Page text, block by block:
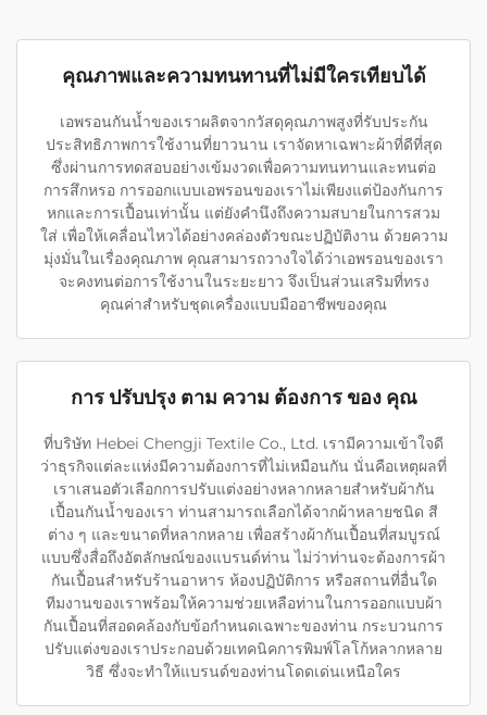
คุณภาพและความทนทานที่ไม่มีใครเทียบได้
เอพรอนกันน้ำของเราผลิตจากวัสดุคุณภาพสูงที่รับประกัน
ประสิทธิภาพการใช้งานที่ยาวนาน เราจัดหาเฉพาะผ้าที่ดีที่สุด
ซึ่งผ่านการทดสอบอย่างเข้มงวดเพื่อความทนทานและทนต่อ
การสึกหรอ การออกแบบเอพรอนของเราไม่เพียงแต่ป้องกันการ
หกและการเปื้อนเท่านั้น แต่ยังคำนึงถึงความสบายในการสวม
ใส่ เพื่อให้เคลื่อนไหวได้อย่างคล่องตัวขณะปฏิบัติงาน ด้วยความ
มุ่งมั่นในเรื่องคุณภาพ คุณสามารถวางใจได้ว่าเอพรอนของเรา
จะคงทนต่อการใช้งานในระยะยาว จึงเป็นส่วนเสริมที่ทรง
คุณค่าสำหรับชุดเครื่องแบบมืออาชีพของคุณ
การ ปรับปรุง ตาม ความ ต้องการ ของ คุณ
ที่บริษัท Hebei Chengji Textile Co., Ltd. เรามีความเข้าใจดี
ว่าธุรกิจแต่ละแห่งมีความต้องการที่ไม่เหมือนกัน นั่นคือเหตุผลที่
เราเสนอตัวเลือกการปรับแต่งอย่างหลากหลายสำหรับผ้ากัน
เปื้อนกันน้ำของเรา ท่านสามารถเลือกได้จากผ้าหลายชนิด สี
ต่าง ๆ และขนาดที่หลากหลาย เพื่อสร้างผ้ากันเปื้อนที่สมบูรณ์
แบบซึ่งสื่อถึงอัตลักษณ์ของแบรนด์ท่าน ไม่ว่าท่านจะต้องการผ้า
กันเปื้อนสำหรับร้านอาหาร ห้องปฏิบัติการ หรือสถานที่อื่นใด
ทีมงานของเราพร้อมให้ความช่วยเหลือท่านในการออกแบบผ้า
กันเปื้อนที่สอดคล้องกับข้อกำหนดเฉพาะของท่าน กระบวนการ
ปรับแต่งของเราประกอบด้วยเทคนิคการพิมพ์โลโก้หลากหลาย
วิธี ซึ่งจะทำให้แบรนด์ของท่านโดดเด่นเหนือใคร